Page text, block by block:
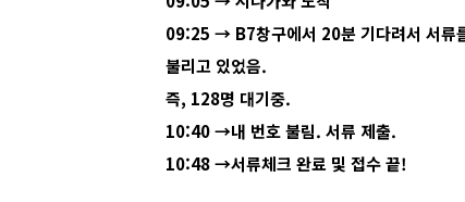
09:25 → B7창구에서 20분 기다려서 서류
불리고 있었음.
즉, 128명 대기중.
10:40 →내 번호 불림. 서류 제출.
10:48 →서류체크 완료 및 접수 끝!